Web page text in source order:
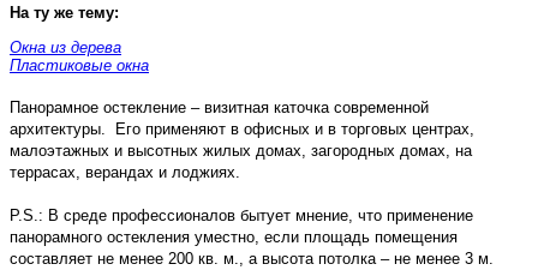
На ту же тему:
Окна из дерева
Пластиковые окна
Панорамное остекление – визитная каточка современной
архитектуры.
Его применяют в офисных и в торговых центрах,
малоэтажных и высотных жилых домах, загородных домах, на
террасах, верандах и лоджиях.
P.S.: В среде профессионалов бытует мнение, что применение
панорамного остекления уместно, если площадь помещения
составляет не менее 200 кв. м., а высота потолка – не менее 3 м.